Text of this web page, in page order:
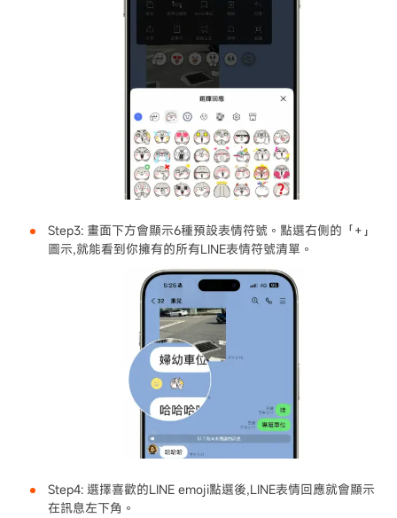
Step3: 畫面下方會顯示6種預設表情符號。點選右側的「+」
圖示,就能看到你擁有的所有LINE表情符號清單。
Step4: 選擇喜歡的LINE emoji點選後,LINE表情回應就會顯示
在訊息左下角。